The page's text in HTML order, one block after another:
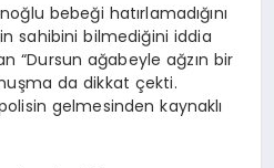
bebeği hatırlamadığını
sahibini bilmediğini iddia
“Dursun ağabeyle ağzın bir
da dikkat çekti.
gelmesinden kaynaklı